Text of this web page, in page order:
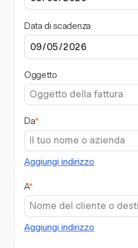
Data di scadenza
Oggetto
Da*
Aggiungi indirizzo
A*
Aggiungi indirizzo